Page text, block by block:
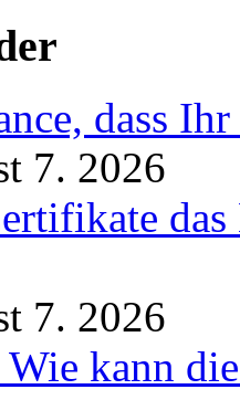
dass
7. 2026
7. 2026
kann